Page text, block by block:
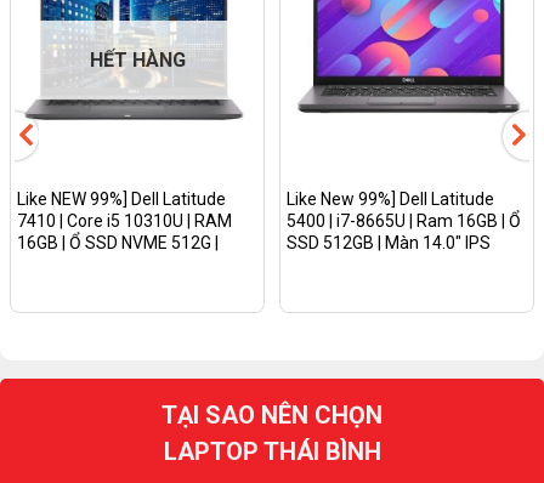
HẾT HÀNG
Like NEW 99%] Dell Latitude
7410 | Core i5 10310U | RAM
16GB | Ổ SSD NVME 512G |
Like New 99%] Dell Latitude
5400 | i7-8665U | Ram 16GB | Ổ
SSD 512GB | Màn 14.0″ IPS
TẠI SAO NÊN CHỌN
LAPTOP THÁI BÌNH